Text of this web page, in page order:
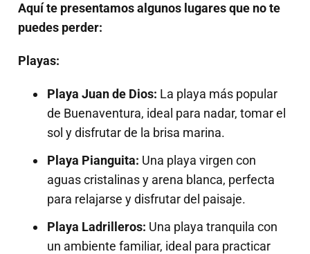
Aquí te presentamos algunos lugares que no te
puedes perder:
Playas:
Playa Juan de Dios: La playa más popular
de Buenaventura, ideal para nadar, tomar el
sol y disfrutar de la brisa marina.
Playa Pianguita: Una playa virgen con
aguas cristalinas y arena blanca, perfecta
para relajarse y disfrutar del paisaje.
Playa Ladrilleros: Una playa tranquila con
un ambiente familiar, ideal para practicar